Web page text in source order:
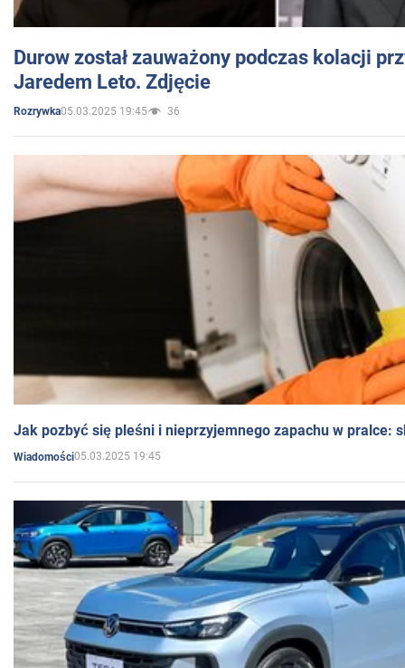
Durow został zauważony podczas kolacji
Jaredem Leto. Zdjęcie
Rozrywka05.03.2025 19:45 36
Jak pozbyć się pleśni i nieprzyjemnego zapachu w pralce:
Wiadomości05.03.2025 19:45